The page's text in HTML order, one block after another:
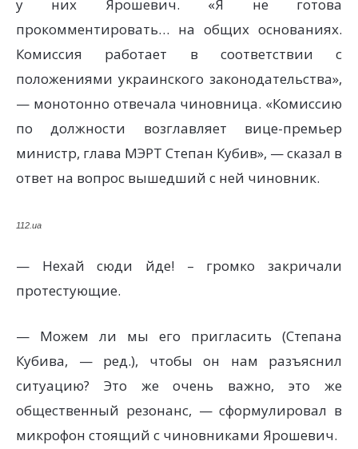
у них Ярошевич. «Я не готова
прокомментировать… на общих основаниях.
Комиссия работает в соответствии с
положениями украинского законодательства»,
— монотонно отвечала чиновница. «Комиссию
по должности возглавляет вице-премьер
министр, глава МЭРТ Степан Кубив», — сказал в
ответ на вопрос вышедший с ней чиновник.
112.ua
— Нехай сюди йде! – громко закричали
протестующие.
— Можем ли мы его пригласить (Степана
Кубива, — ред.), чтобы он нам разъяснил
ситуацию? Это же очень важно, это же
общественный резонанс, — сформулировал в
микрофон стоящий с чиновниками Ярошевич.